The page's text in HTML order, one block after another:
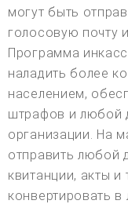
могут быть
голосовую почту
Программа
наладить более
населением,
штрафов и любой
организации. На
отправить любой
квитанции, акты
конвертировать